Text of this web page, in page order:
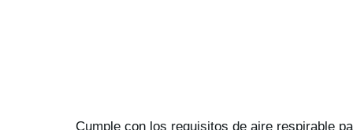
Cumple con los requisitos de aire respirable